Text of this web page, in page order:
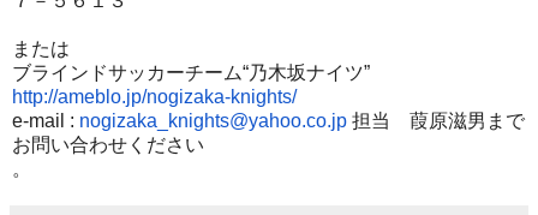
または
ブラインドサッカーチーム“乃木坂ナイツ”
http://ameblo.jp/nogizaka-knights/
e-mail : nogizaka_knights@yahoo.co.jp 担当 葭原滋男まで
お問い合わせください
。